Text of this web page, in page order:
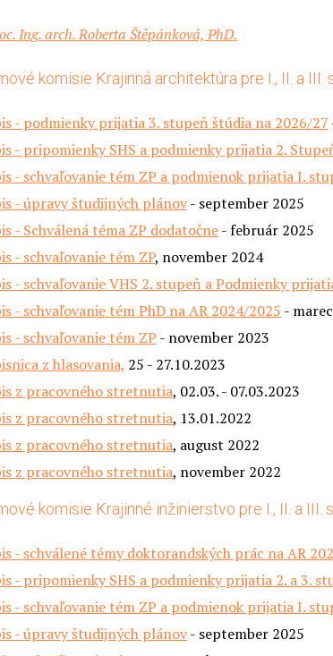
Ing. arch. Roberta Štěpánková, PhD.
komisie Krajinná architektúra pre I., II. a
- podmienky prijatia 3. stupeň štúdia na 2026/27
- pripomienky SHS a podmienky prijatia 2.
- schvaľovanie tém ZP a podmienok prijatia I.
- úpravy študijných plánov- september 2025
- Schválená téma ZP dodatočne- február 2025
- schvaľovanie tém ZP, november 2024
- schvaľovanie VHS 2. stupeň a Podmienky
- schvaľovanie tém PhD na AR 2024/2025 -
- schvaľovanie tém ZP - november 2023
z hlasovania, 25 - 27.10.2023
z pracovného stretnutia, 02.03. - 07.03.2023
z pracovného stretnutia, 13.01.2022
z pracovného stretnutia, august 2022
z pracovného stretnutia, november 2022
komisie Krajinné inžinierstvo pre I., II. a III.
- schválené témy doktorandských prác na AR
- pripomienky SHS a podmienky prijatia 2. a 3.
- schvaľovanie tém ZP a podmienok prijatia I.
- úpravy študijných plánov- september 2025